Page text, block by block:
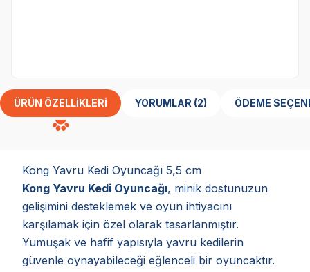
ÜRÜN ÖZELLIKLERI YORUMLAR (2) ÖDEME
Kong Yavru Kedi Oyuncağı 5,5 cm
Kong Yavru Kedi Oyuncağı, minik dostunuzun
gelişimini desteklemek ve oyun ihtiyacını
karşılamak için özel olarak tasarlanmıştır.
Yumuşak ve hafif yapısıyla yavru kedilerin
güvenle oynayabileceği eğlenceli bir oyuncaktır.